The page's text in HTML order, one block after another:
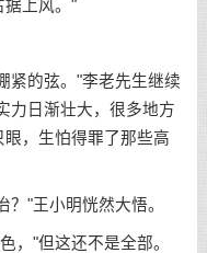
据上风。"
紧的弦。"李老先生继续
力日渐壮大，很多地方
，生怕得罪了那些高
"王小明恍然大悟。
，"但这还不是全部。